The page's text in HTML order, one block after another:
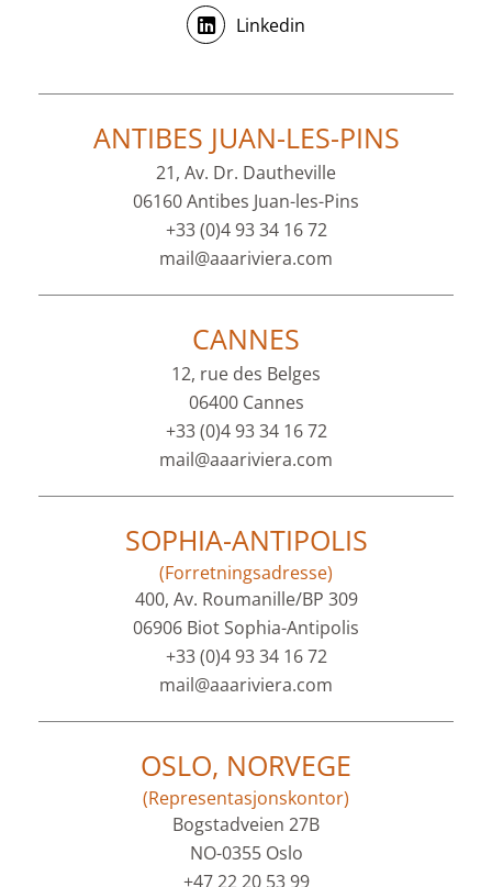
Linkedin
ANTIBES JUAN-LES-PINS
21, Av. Dr. Dautheville
06160 Antibes Juan-les-Pins
+33 (0)4 93 34 16 72
mail@aaariviera.com
CANNES
12, rue des Belges
06400 Cannes
+33 (0)4 93 34 16 72
mail@aaariviera.com
SOPHIA-ANTIPOLIS
(Forretningsadresse)
400, Av. Roumanille/BP 309
06906 Biot Sophia-Antipolis
+33 (0)4 93 34 16 72
mail@aaariviera.com
OSLO, NORVEGE
(Representasjonskontor)
Bogstadveien 27B
NO-0355 Oslo
+47 22 20 53 99